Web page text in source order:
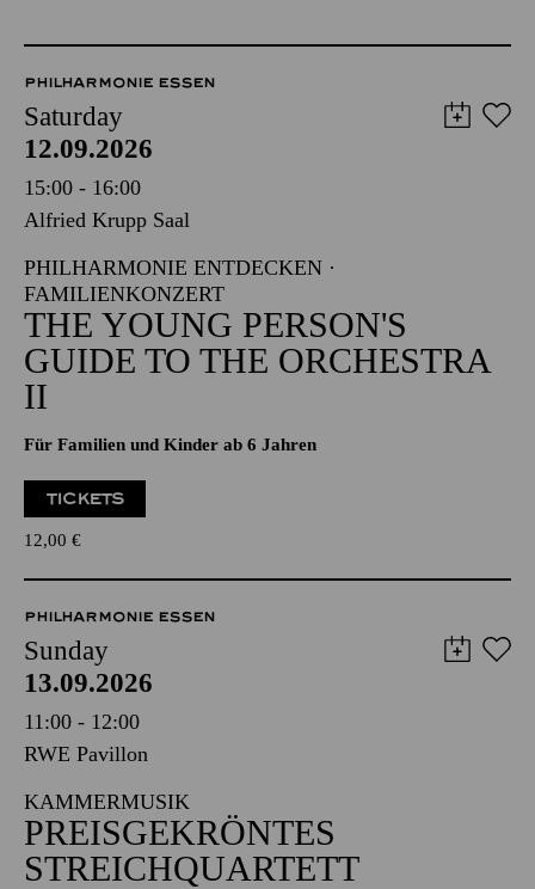
PHILHARMONIE ESSEN
Saturday
12.09.2026
15:00 - 16:00
Alfried Krupp Saal
PHILHARMONIE ENTDECKEN ·
FAMILIENKONZERT
THE YOUNG PERSON'S
GUIDE TO THE ORCHESTRA
II
Für Familien und Kinder ab 6 Jahren
TICKETS
12,00 €
PHILHARMONIE ESSEN
Sunday
13.09.2026
11:00 - 12:00
RWE Pavillon
KAMMERMUSIK
PREISGEKRÖNTES
STREICHQUARTETT